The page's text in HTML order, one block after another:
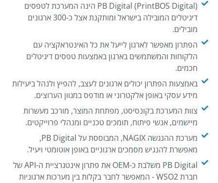
PB Digital (PrintBOS Digital) הינה המערכת לטפסים
דיגיטלים המובילה בישראל ומותקנת אצל כ-300 ארגונים
מובילים.
הפתרון מאפשר לארגון לייעל את כל האינטראקציה עם
הלקוחות והמשתמשים בארגון באמצעות טפסים דיגיטלים
חכמים.
באמצעות הפתרון יכולים ארגונים לעצב, להפיץ ולנהל ביעילות
מידע עסקי באופן אלקטרוני או מודפס במגוון הערוצים.
צוות המערכת בקונסיסט, מפתחת המוצר, מורכב מעשרות
מיישמים, אנשי פיתוח, תומכים טכניים ומנהלי פרוייקטים.
מערכת ההנגשה NAGIX, המבוססת על PB Digital,
מאפשרת להנגיש מסמכים ארגוניים באופן אוטומטי ויעיל.
PB Digital משלבת כ-OEM את פתרון אינטגרציית ה-API של
חברת WSO2 - המאפשר לחבר בקלות בין מערכות ארגוניות